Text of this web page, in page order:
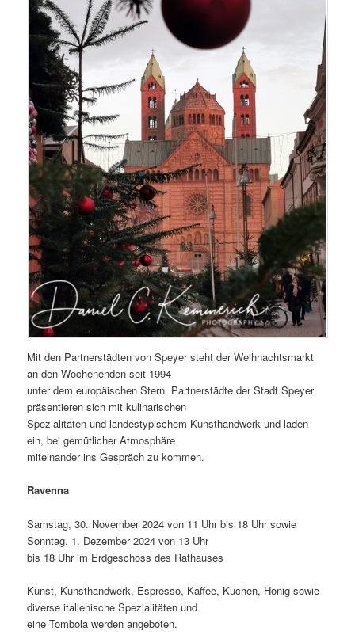
Mit den Partnerstädten von Speyer steht der Weihnachtsmarkt
an den Wochenenden seit 1994
unter dem europäischen Stern. Partnerstädte der Stadt Speyer
präsentieren sich mit kulinarischen
Spezialitäten und landestypischem Kunsthandwerk und laden
ein, bei gemütlicher Atmosphäre
miteinander ins Gespräch zu kommen.
Ravenna
Samstag, 30. November 2024 von 11 Uhr bis 18 Uhr sowie
Sonntag, 1. Dezember 2024 von 13 Uhr
bis 18 Uhr im Erdgeschoss des Rathauses
Kunst, Kunsthandwerk, Espresso, Kaffee, Kuchen, Honig sowie
diverse italienische Spezialitäten und
eine Tombola werden angeboten.